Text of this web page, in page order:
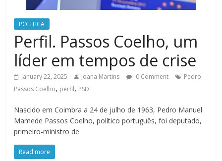
POLITICA
Perfil. Passos Coelho, um
líder em tempos de crise
January 22, 2025 Joana Martins 0 Comment
Pedro
Passos Coelho, perfil, PSD
Nascido em Coimbra a 24 de julho de 1963, Pedro Manuel
Mamede Passos Coelho, político português, foi deputado,
primeiro-ministro de
Read more